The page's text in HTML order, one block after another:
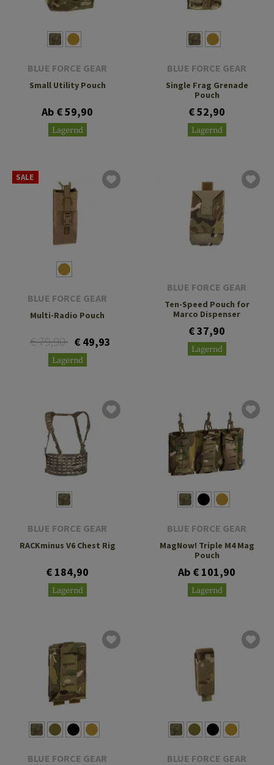
BLUE FORCE GEAR
Small Utility Pouch
Ab € 59,90
Lagernd
BLUE FORCE GEAR
Single Frag Grenade
Pouch
€ 52,90
Lagernd
SALE
BLUE FORCE GEAR
Multi-Radio Pouch
€ 79,90 € 49,93
Lagernd
BLUE FORCE GEAR
Ten-Speed Pouch for
Marco Dispenser
€ 37,90
Lagernd
BLUE FORCE GEAR
RACKminus V6 Chest Rig
€ 184,90
Lagernd
BLUE FORCE GEAR
MagNow! Triple M4 Mag
Pouch
Ab € 101,90
Lagernd
BLUE FORCE GEAR BLUE FORCE GEAR